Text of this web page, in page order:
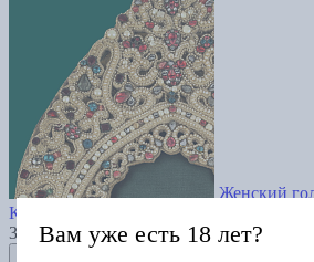
Женский
КОКОШНИК. Мадлевская Елена.
3600Вам уже есть 18 лет?